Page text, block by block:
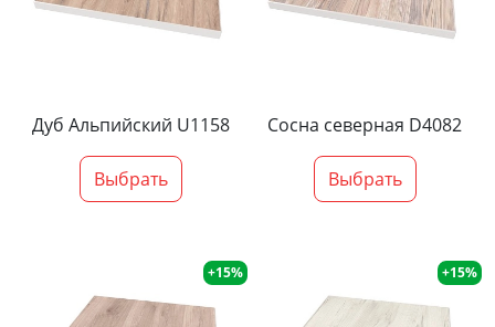
Дуб Альпийский U1158
Выбрать
Сосна северная D4082
Выбрать
+15% +15%